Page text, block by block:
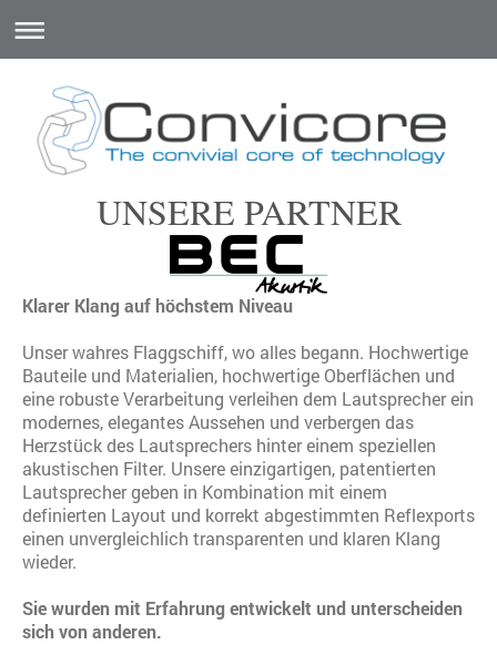
UNSERE PARTNER
Klarer Klang auf höchstem Niveau
Unser wahres Flaggschiff, wo alles begann. Hochwertige
Bauteile und Materialien, hochwertige Oberflächen und
eine robuste Verarbeitung verleihen dem Lautsprecher ein
modernes, elegantes Aussehen und verbergen das
Herzstück des Lautsprechers hinter einem speziellen
akustischen Filter. Unsere einzigartigen, patentierten
Lautsprecher geben in Kombination mit einem
definierten Layout und korrekt abgestimmten Reflexports
einen unvergleichlich transparenten und klaren Klang
wieder.
Sie wurden mit Erfahrung entwickelt und unterscheiden
sich von anderen.